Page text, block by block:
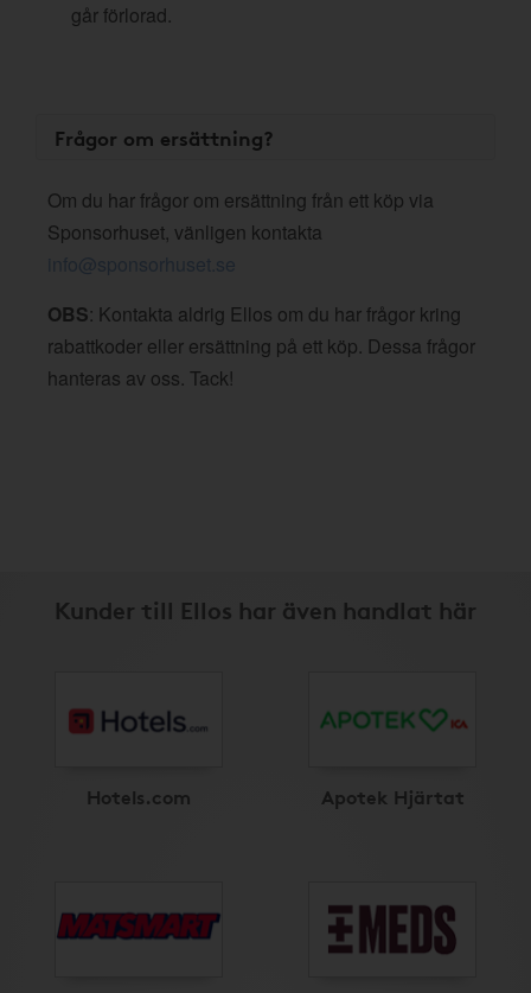
går förlorad.
Frågor om ersättning?
Om du har frågor om ersättning från ett köp via
Sponsorhuset, vänligen kontakta
info@sponsorhuset.se
OBS: Kontakta aldrig Ellos om du har frågor kring
rabattkoder eller ersättning på ett köp. Dessa frågor
hanteras av oss. Tack!
Kunder till Ellos har även handlat här
Hotels.com Apotek Hjärtat